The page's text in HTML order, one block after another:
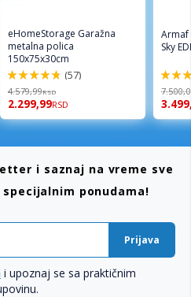
eHomeStorage Garažna
metalna polica
150x75x30cm
96%
(57)
4.579,99RSD
2.299,99RSD
Armaf
Sky
94%
i saznaj na vreme sve
ponudama!
Prijava
i upoznaj se sa praktičnim